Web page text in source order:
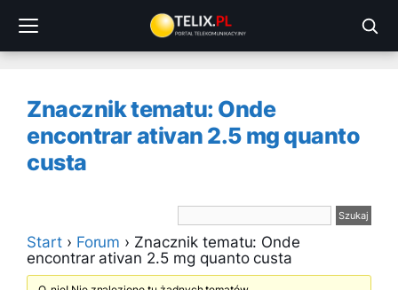
treści
Znacznik tematu: Onde
encontrar ativan 2.5 mg quanto
custa
Start › Forum › Znacznik tematu: Onde
encontrar ativan 2.5 mg quanto custa